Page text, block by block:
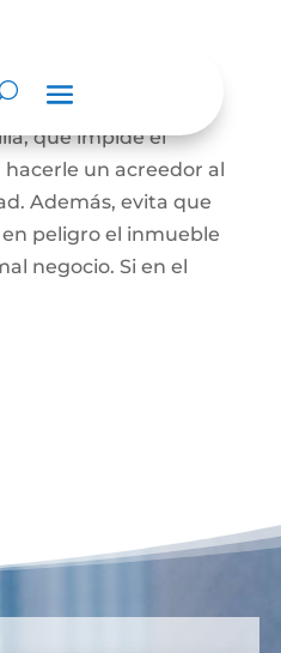
inembargable
de protección de la
que impide el
un acreedor al
Además, evita que
peligro el inmueble
negocio. Si en el